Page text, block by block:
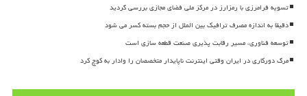
تسویه فرامرزی با رمزارز در مرکز ملی فضای مجازی بررسی گردید
دقیقا به اندازه مصرف ترافیک بین الملل از حجم بسته کسر می شود
توسعه فناوری، مسیر رقابت پذیری صنعت قطعه سازی است
مرگ دورکاری در ایران وقتی اینترنت ناپایدار متخصصان را وادار به کوچ کرد